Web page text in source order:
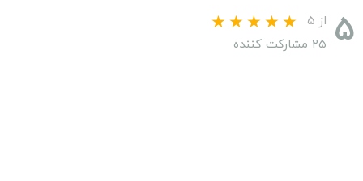
۵ از ۵
۲۵ مشارکت کننده